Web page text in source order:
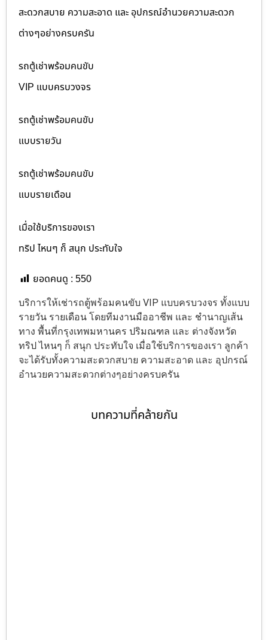
สะดวกสบาย ความสะอาด และ อุปกรณ์อำนวยความสะดวก
ต่างๆอย่างครบครัน
รถตู้เช่าพร้อมคนขับ
VIP แบบครบวงจร
รถตู้เช่าพร้อมคนขับ
แบบรายวัน
รถตู้เช่าพร้อมคนขับ
แบบรายเดือน
เมื่อใช้บริการของเรา
ทริป ไหนๆ ก็ สนุก ประทับใจ
ยอดคนดู : 550
บริการให้เช่ารถตู้พร้อมคนขับ VIP แบบครบวงจร ทั้งแบบ
รายวัน รายเดือน โดยทีมงานมืออาชีพ และ ชำนาญเส้น
ทาง พื้นที่กรุงเทพมหานคร ปริมณฑล และ ต่างจังหวัด
ทริป ไหนๆ ก็ สนุก ประทับใจ เมื่อใช้บริการของเรา ลูกค้า
จะได้รับทั้งความสะดวกสบาย ความสะอาด และ อุปกรณ์
อำนวยความสะดวกต่างๆอย่างครบครัน
บทความที่คล้ายกัน